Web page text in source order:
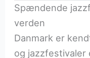
Spændende
verden
Danmark er
og jazzfestivaler